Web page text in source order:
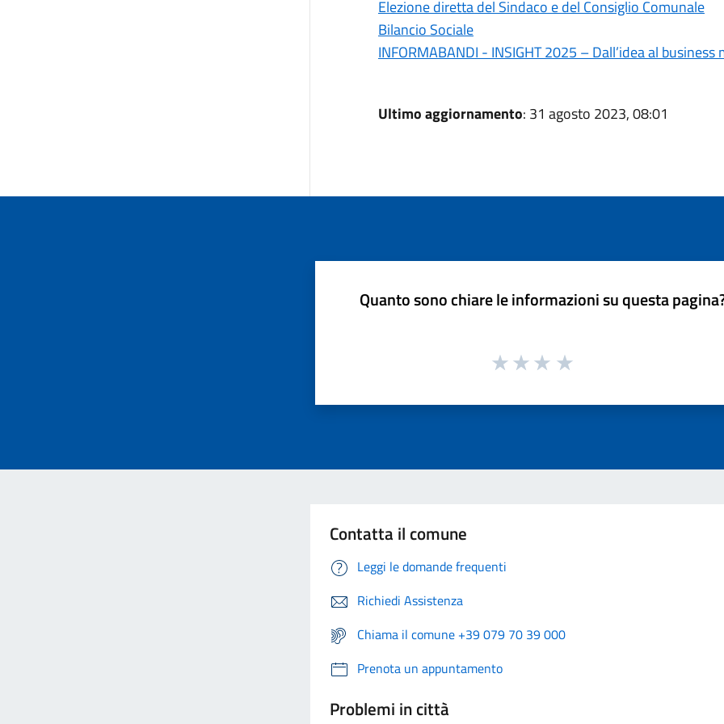
Elezione diretta del Sindaco e del Consiglio Comunale
Bilancio Sociale
INFORMABANDI - INSIGHT 2025 – Dall’idea al business
Ultimo aggiornamento: 31 agosto 2023, 08:01
Quanto sono chiare le informazioni su questa
Contatta il comune
Leggi le domande frequenti
Richiedi Assistenza
Chiama il comune +39 079 70 39 000
Prenota un appuntamento
Problemi in città